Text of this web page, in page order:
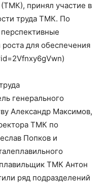
принял участие в
труда ТМК. По
для обеспечения
генерального
Александр Максимов,
ТМК по
Попков и
ТМК Антон
ряд подразделений